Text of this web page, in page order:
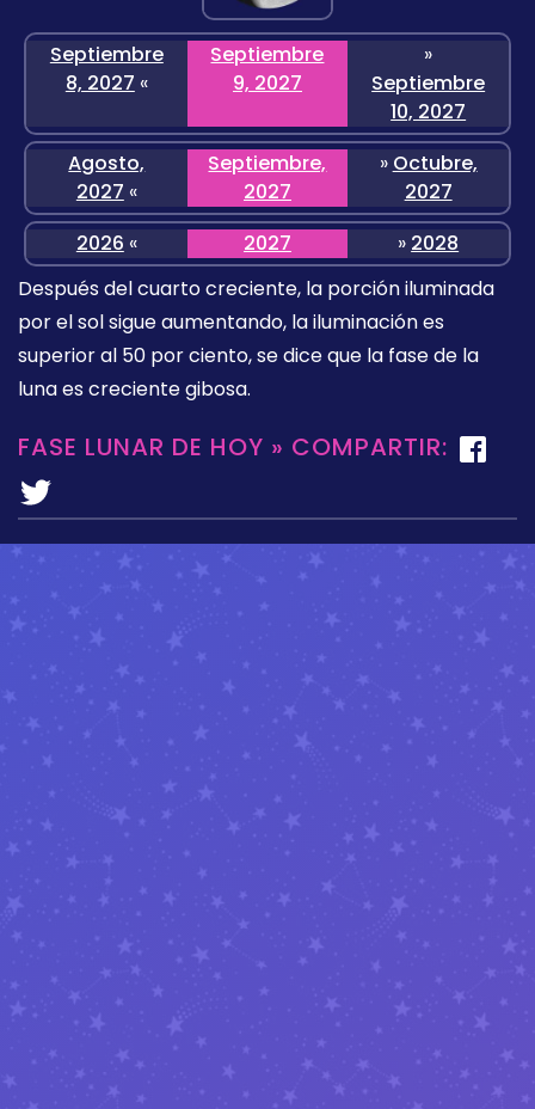
Septiembre
8, 2027 «
Septiembre
9, 2027
»
Septiembre
10, 2027
Agosto,
2027 «
Septiembre,
2027
» Octubre,
2027
2026 « 2027 » 2028
Después del cuarto creciente, la porción iluminada
por el sol sigue aumentando, la iluminación es
superior al 50 por ciento, se dice que la fase de la
luna es creciente gibosa.
FASE LUNAR DE HOY » COMPARTIR: